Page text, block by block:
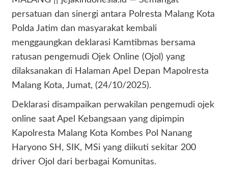
persatuan dan sinergi antara Polresta Malang Kota
Polda Jatim dan masyarakat kembali
menggaungkan deklarasi Kamtibmas bersama
ratusan pengemudi Ojek Online (Ojol) yang
dilaksanakan di Halaman Apel Depan Mapolresta
Malang Kota, Jumat, (24/10/2025).
Deklarasi disampaikan perwakilan pengemudi ojek
online saat Apel Kebangsaan yang dipimpin
Kapolresta Malang Kota Kombes Pol Nanang
Haryono SH, SIK, MSi yang diikuti sekitar 200
driver Ojol dari berbagai Komunitas.